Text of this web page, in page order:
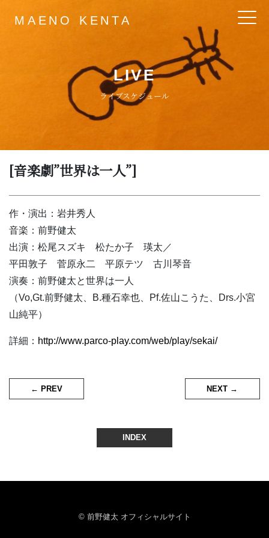
Main Navigation
MAENO KENTA
LIVE
ライブスケジュール
[音楽劇”世界は一人”]
作・演出：岩井秀人
音楽：前野健太
出演：松尾スズキ 松たか子 瑛太／
平田敦子 菅原永二 平原テツ 古川琴音
演奏：前野健太と世界は一人
（Vo,Gt.前野健太、B.種石幸也、Pf.佐山こうた、Drs.小宮
山純平）
詳細： http://www.parco-play.com/web/play/sekai/
NEXT →
← PREV
INDEX
© 前野健太 オフィシャルサイト